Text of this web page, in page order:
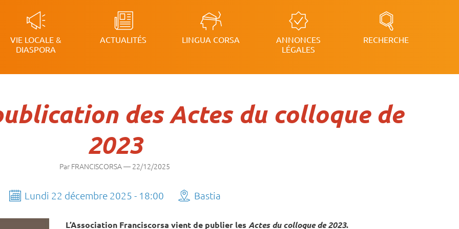
VIE LOCALE &
DIASPORA
ACTUALITÉS LINGUA CORSA
ANNONCES
LÉGALES
RECHERCHE
des Actes du colloque de
2023
Par FRANCISCORSA— 22/12/2025
Lundi 22 décembre 2025 - 18:00 Bastia
L’Association Franciscorsa vient de publier les Actes du colloque de 2023.